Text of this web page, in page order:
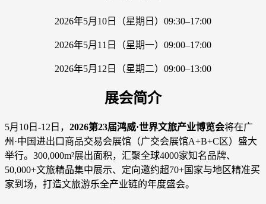
2026年5月10日（星期日）09:30–17:00
2026年5月11日（星期一）09:00–17:00
2026年5月12日（星期二）09:00–13:00
展会简介
5月10日-12日， 2026第23届鸿威·世界文旅产业博览会将在广
州·中国进出口商品交易会展馆（广交会展馆A+B+C区）盛大
举行。300,000m²展出面积，汇聚全球4000家知名品牌、
50,000+文旅精品集中展示、定向邀约超70+国家与地区精准买
家到场，打造文旅游乐全产业链的年度盛会。